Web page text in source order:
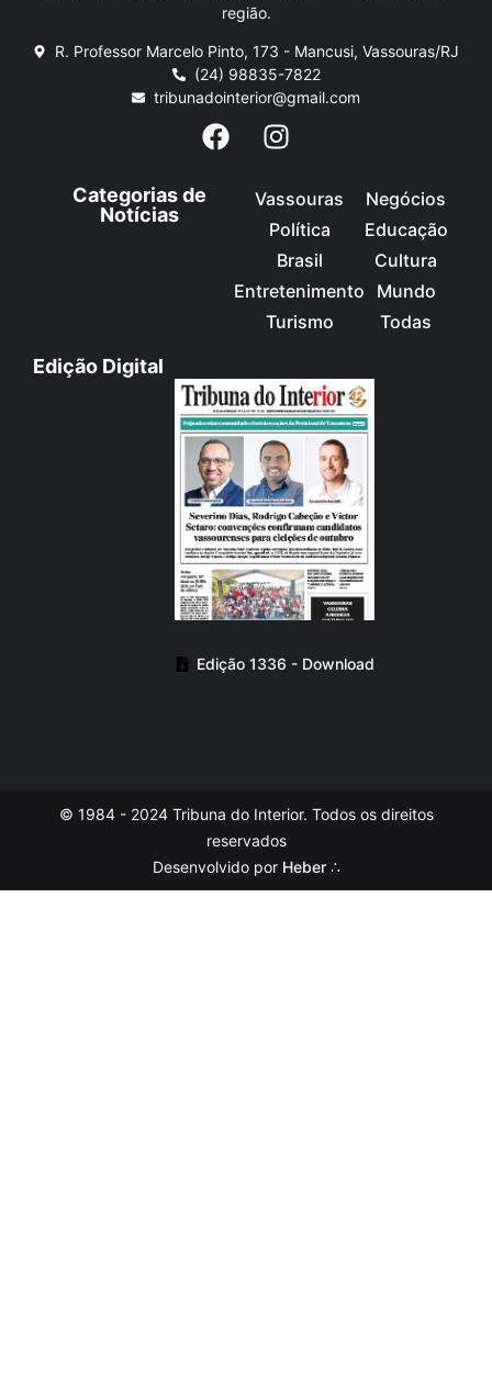
região.
R. Professor Marcelo Pinto, 173 - Mancusi, Vassouras/RJ
(24) 98835-7822
tribunadointerior@gmail.com
Categorias de
Notícias
Vassouras
Política
Brasil
Entretenimento
Turismo
Negócios
Educação
Cultura
Mundo
Todas
Edição Digital
Edição 1336 - Download
© 1984 - 2024 Tribuna do Interior. Todos os direitos
reservados
Desenvolvido por Heber ∴